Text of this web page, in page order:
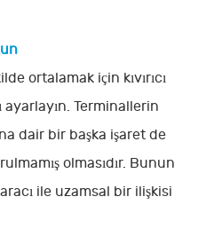
ortalamak için kıvırıcı
ayarlayın. Terminallerin
dair bir başka işaret de
olmasıdır. Bunun
ile uzamsal bir ilişkisi